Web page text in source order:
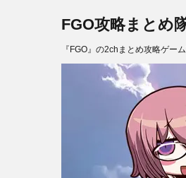
FGO攻略まとめ
『FGO』の2chまとめ攻略ゲー